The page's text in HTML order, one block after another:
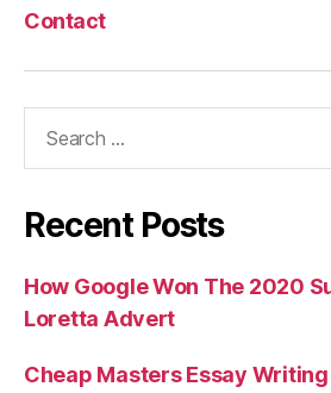
Contact
Recent Posts
How Google Won The 2020
Loretta Advert
Cheap Masters Essay